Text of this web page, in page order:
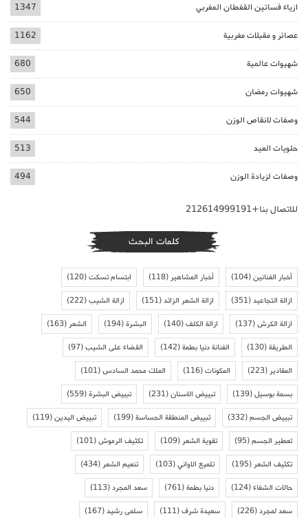
ازياء فساتين القفطان المغربي 1347
عصائر و مقبلات مغربية 1162
شهيوات عالمية 680
شهيوات رمضان 650
وصفات لانقاص الوزن 544
حلويات العيد 513
وصفات لزيادة الوزن 494
للاتصال بنا+212614999191
كلمات البحث
أخبار الفنانين(104) أخبار المشاهير(118) ابتسام تسكت(120)
ازالة التجاعيد(351) ازالة الشعر الزائد(151) ازالة الشيب(222)
ازالة الكرش(137) ازالة الكلف(140) البشرة(194) الشعر(163)
الطريقة(130) الفنانة دنيا بطمة(142) القضاء على الشيب(97)
المقادير(223) المكونات(116) الملك محمد السادس(101)
بسمة بوسيل(139) تبييض الاسنان(231) تبييض البشرة(559)
تبييض الجسم(332) تبييض المنطقة الحساسة(199) تبييض اليدين(119)
تعطير الجسم(95) تقوية الشعر(109) تكثيف الرموش(101)
تكثيف الشعر(195) تلميع الاواني(103) تنعيم الشعر(434)
حالات الشفاء(124) دنيا بطمة(761) سعد المجرد(113)
سعد لمجرد(226) سعيدة شرف(111) سلمى رشيد(167)